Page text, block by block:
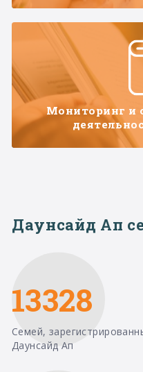
Мониторинг и
Даунсайд Ап
13328
Семей,
Даунсайд Ап